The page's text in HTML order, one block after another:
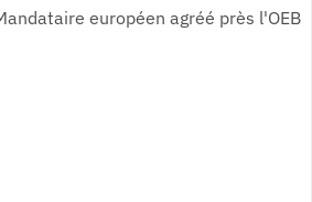
européen agréé près l'OEB